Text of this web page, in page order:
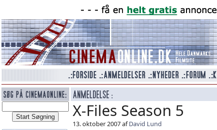
X-Files Season 5
13. oktober 2007 afDavid Lund